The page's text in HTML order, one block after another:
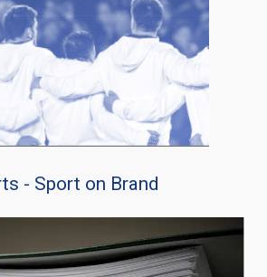
- Sport on Brand